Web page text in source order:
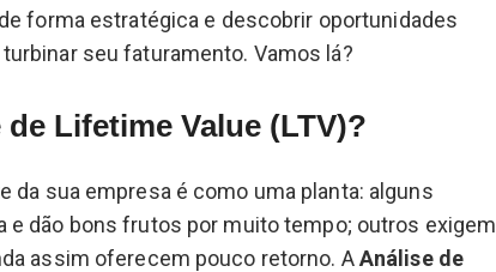
forma estratégica e descobrir oportunidades
seu faturamento. Vamos lá?
Lifetime Value (LTV)?
da sua empresa é como uma planta: alguns
e dão bons frutos por muito tempo; outros exigem
assim oferecem pouco retorno. AAnálise de